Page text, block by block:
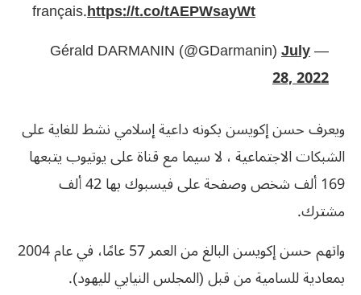
français.https://t.co/tAEPWsayWt
— Gérald DARMANIN (@GDarmanin)
July
28, 2022
ويعرف حسن إكويسن بكونه داعية إسلامي نشط للغاية على
الشبكات الاجتماعية ، لا سيما مع قناة على يوتيوب يتبعها
169 ألف شخص وصفحة على فيسبوك بها 42 ألف
مشترك.
واتهم حسن إكويسن البالغ من العمر 57 عامًا، في عام 2004
بمعادية للسامية من قبل (المجلس النيابي لليهود).